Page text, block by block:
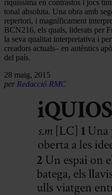
riquíssima en contrastos i jocs
tonal absoluta. Una obra amb
repertori, i magníficament
BCN216, els quals, liderats per
la seva qualitat interpretativa i
creadors actuals– en autèntics
del país.
28 maig, 2015
per Redacció RMC